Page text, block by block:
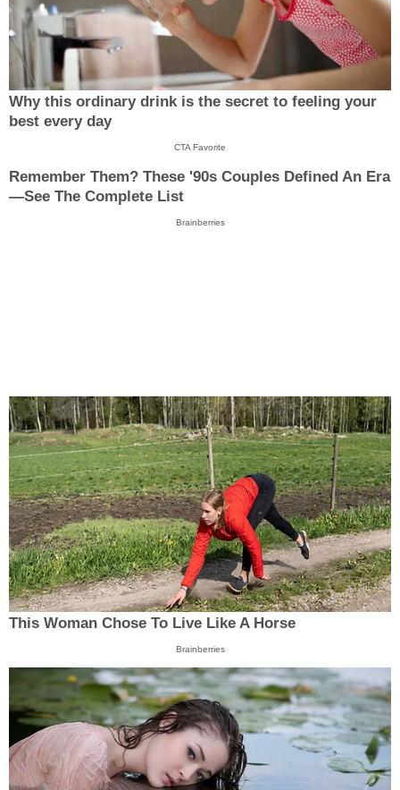
Why this ordinary drink is the secret to feeling your
best every day
CTA Favorite
Remember Them? These '90s Couples Defined An Era
—See The Complete List
Brainberries
This Woman Chose To Live Like A Horse
Brainberries